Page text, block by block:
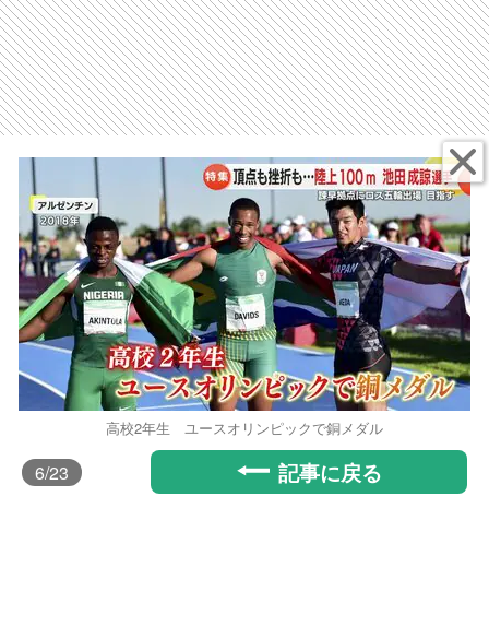
高校2年生 ユースオリンピックで銅メダル
6/23 記事に戻る